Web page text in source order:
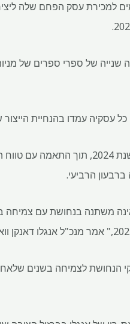
של ספרי ספרים של
כל עסקיה עמדו בהנחיית
הרביעי.
הנחושת לצמיחה בשנים